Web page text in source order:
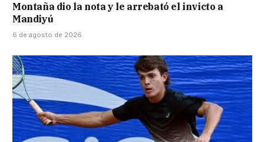
Montaña dio la nota y le arrebató el invicto a
Mandiyú
6 de agosto de 2026